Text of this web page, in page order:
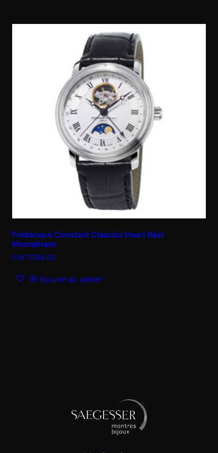
Frederique Constant Classics Heart Beat
Moonphase
CHF 1'760.00
Ajouter au panier